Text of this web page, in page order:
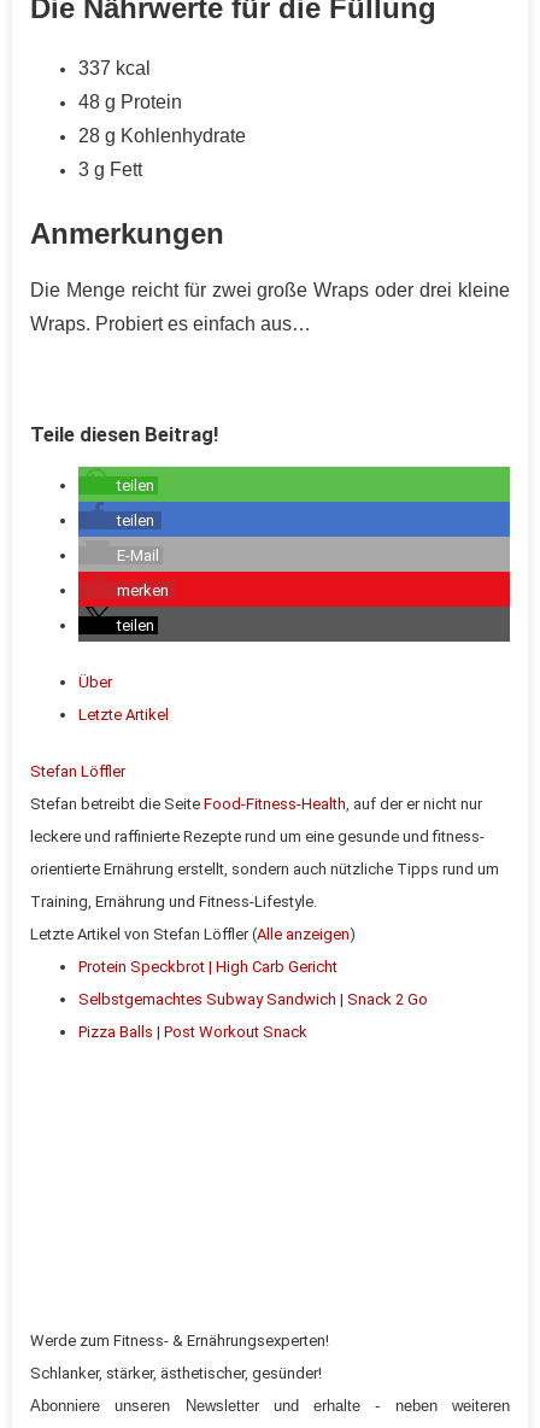
Die Nährwerte für die Füllung
337 kcal
48 g Protein
28 g Kohlenhydrate
3 g Fett
Anmerkungen
Die Menge reicht für zwei große Wraps oder drei kleine
Wraps. Probiert es einfach aus…
Teile diesen Beitrag!
teilen
teilen
E-Mail
merken
teilen
Über
Letzte Artikel
Stefan Löffler
Stefan betreibt die Seite Food-Fitness-Health, auf der er nicht nur
leckere und raffinierte Rezepte rund um eine gesunde und fitness-
orientierte Ernährung erstellt, sondern auch nützliche Tipps rund um
Training, Ernährung und Fitness-Lifestyle.
Letzte Artikel von Stefan Löffler(Alle anzeigen)
Protein Speckbrot | High Carb Gericht
Selbstgemachtes Subway Sandwich | Snack 2 Go
Pizza Balls | Post Workout Snack
Werde zum Fitness- & Ernährungsexperten!
Schlanker, stärker, ästhetischer, gesünder!
Abonniere unseren Newsletter und erhalte - neben weiteren